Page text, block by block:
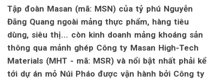
Tập đoàn Masan (mã: MSN) của tỷ phú Nguyễn
Đăng Quang ngoài mảng thực phẩm, hàng tiêu
dùng, siêu thị... còn kinh doanh mảng khoáng sản
thông qua mảnh ghép Công ty Masan High-Tech
Materials (MHT - mã: MSR) và nổi bật nhất phải kể
tới dự án mỏ Núi Pháo được vận hành bởi Công ty